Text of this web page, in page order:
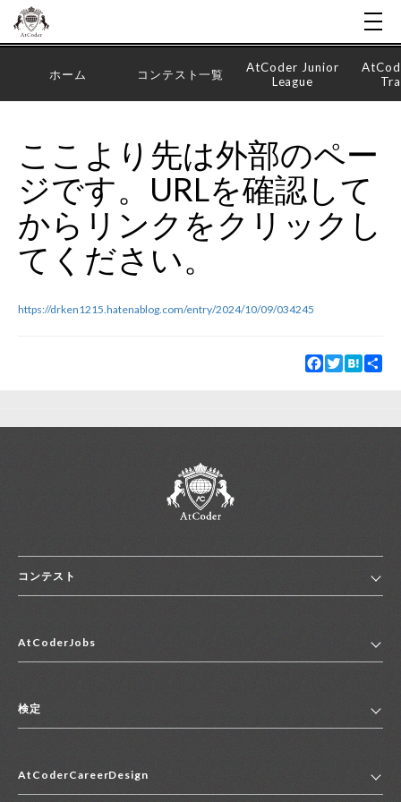
JP EN
ホーム コンテスト一覧
AtCoder Junior
League
ここより先は外部のペー
ジです。URLを確認して
からリンクをクリックし
てください。
https://drken1215.hatenablog.com/entry/2024/10/09/034245
Facebook
TwitterHatena
コンテスト
コンテスト一覧
便利リンク集
AtCoderJobs
2027年新卒採用求人一覧
中途採用求人一覧
検定
マイページ
AtCoderCareerDesign